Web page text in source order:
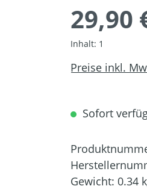
29,90
Inhalt: 1
Preise inkl.
Sofort
Gewicht: 0.34